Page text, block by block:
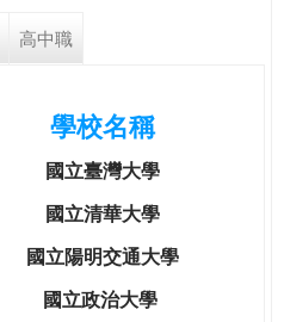
高中職
學校名稱
國立臺灣大學
國立清華大學
國立陽明交通大學
國立政治大學